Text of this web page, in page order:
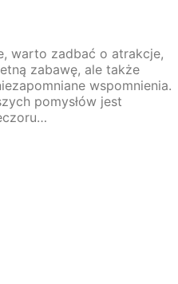
warto zadbać o atrakcje,
zabawę, ale także
wspomnienia.
pomysłów jest